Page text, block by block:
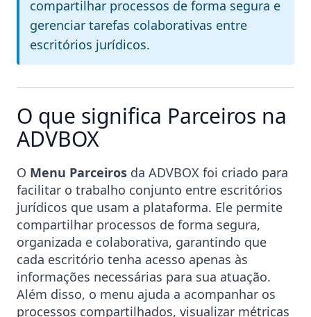
compartilhar processos de forma segura e
gerenciar tarefas colaborativas entre
escritórios jurídicos.
O que significa Parceiros na
ADVBOX
O Menu Parceiros da ADVBOX foi criado para
facilitar o trabalho conjunto entre escritórios
jurídicos que usam a plataforma. Ele permite
compartilhar processos de forma segura,
organizada e colaborativa, garantindo que
cada escritório tenha acesso apenas às
informações necessárias para sua atuação.
Além disso, o menu ajuda a acompanhar os
processos compartilhados, visualizar métricas